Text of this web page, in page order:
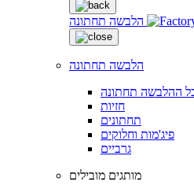
הלבשה תחתונה
הלבשה תחתונה
ההלבשה תחתונה
חזיות
תחתונים
פיג'מות וחלוקים
גרביים
מותגים מובילים